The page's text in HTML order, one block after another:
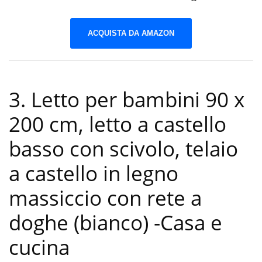
ACQUISTA DA AMAZON
3. Letto per bambini 90 x
200 cm, letto a castello
basso con scivolo, telaio
a castello in legno
massiccio con rete a
doghe (bianco) -Casa e
cucina